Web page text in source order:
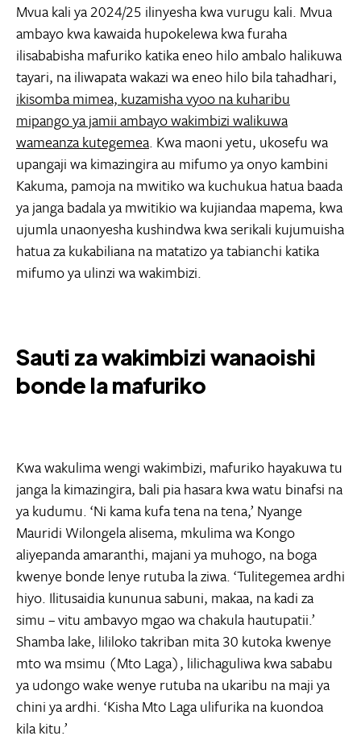
Mvua kali ya 2024/25 ilinyesha kwa vurugu kali. Mvua
ambayo kwa kawaida hupokelewa kwa furaha
ilisababisha mafuriko katika eneo hilo ambalo halikuwa
tayari, na iliwapata wakazi wa eneo hilo bila tahadhari,
ikisomba mimea, kuzamisha vyoo na kuharibu
mipango ya jamii ambayo wakimbizi walikuwa
wameanza kutegemea. Kwa maoni yetu, ukosefu wa
upangaji wa kimazingira au mifumo ya onyo kambini
Kakuma, pamoja na mwitiko wa kuchukua hatua baada
ya janga badala ya mwitikio wa kujiandaa mapema, kwa
ujumla unaonyesha kushindwa kwa serikali kujumuisha
hatua za kukabiliana na matatizo ya tabianchi katika
mifumo ya ulinzi wa wakimbizi.
Sauti za wakimbizi wanaoishi
bonde la mafuriko
Kwa wakulima wengi wakimbizi, mafuriko hayakuwa tu
janga la kimazingira, bali pia hasara kwa watu binafsi na
ya kudumu. ‘Ni kama kufa tena na tena,’ Nyange
Mauridi Wilongela alisema, mkulima wa Kongo
aliyepanda amaranthi, majani ya muhogo, na boga
kwenye bonde lenye rutuba la ziwa. ‘Tulitegemea ardhi
hiyo. Ilitusaidia kununua sabuni, makaa, na kadi za
simu – vitu ambavyo mgao wa chakula hautupatii.’
Shamba lake, lililoko takriban mita 30 kutoka kwenye
mto wa msimu (Mto Laga), lilichaguliwa kwa sababu
ya udongo wake wenye rutuba na ukaribu na maji ya
chini ya ardhi. ‘Kisha Mto Laga ulifurika na kuondoa
kila kitu.’